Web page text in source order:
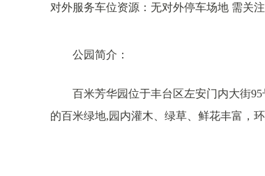
对外服务车位资源：无对外停车场地 需关
公园简介：
百米芳华园位于丰台区左安门内大街
的百米绿地,园内灌木、绿草、鲜花丰富，